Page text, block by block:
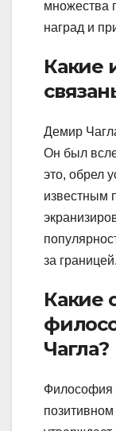
множества
наград и
Какие
Демир
Он был
это, обрел
известным
за границей.
Какие
Чагла?
Философия